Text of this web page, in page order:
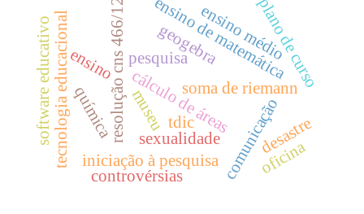
cálculo de áreas
tdic
geogebra
soma de riemann
pesquisa
resolução cns 466/12 plano de curso
comunicação
ensino
iniciação à pesquisa
tecnologia educacional ensino de matemática
software educativo
sexualidade
controvérsias
desastre
oficina
química museu
ensino médio